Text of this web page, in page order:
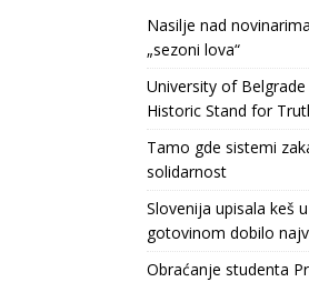
Nasilje nad
„sezoni lova“
University of Belgrade
Historic Stand for
Tamo gde sistemi
solidarnost
Slovenija upisala keš
gotovinom dobilo
Obraćanje studenta